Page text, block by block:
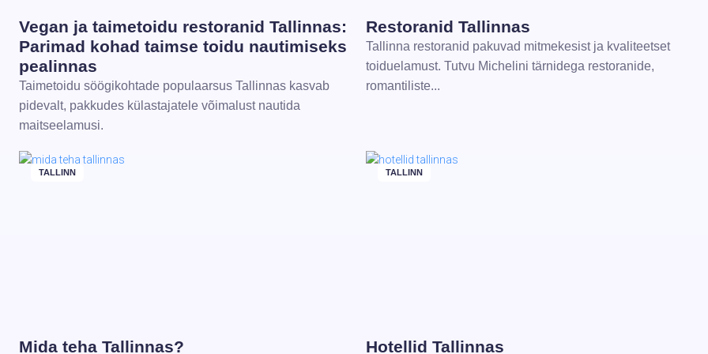
Vegan ja taimetoidu restoranid Tallinnas:
Parimad kohad taimse toidu nautimiseks
pealinnas
Taimetoidu söögikohtade populaarsus Tallinnas kasvab
pidevalt, pakkudes külastajatele võimalust nautida
maitseelamusi.
Restoranid Tallinnas
Tallinna restoranid pakuvad mitmekesist ja kvaliteetset
toiduelamust. Tutvu Michelini tärnidega restoranide,
romantiliste...
TALLINN
Mida teha Tallinnas?
TALLINN
Hotellid Tallinnas